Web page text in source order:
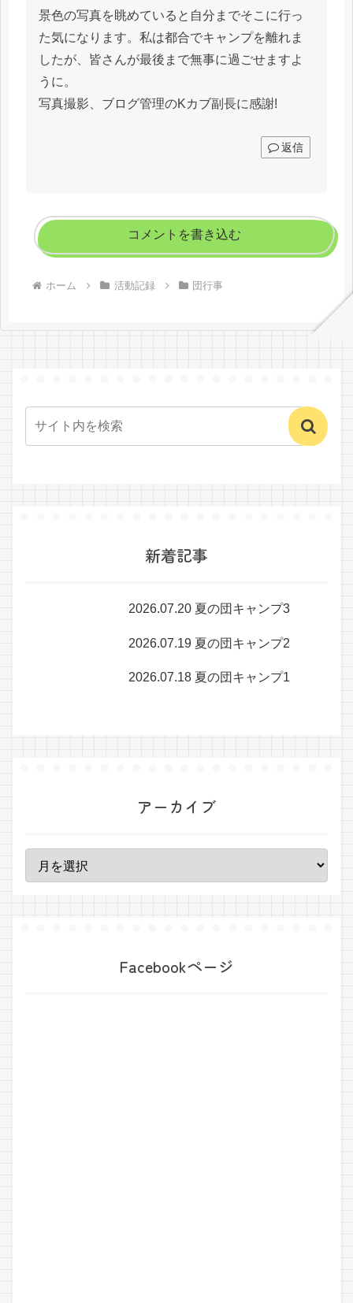
景色の写真を眺めていると自分までそこに行っ
た気になります。私は都合でキャンプを離れま
したが、皆さんが最後まで無事に過ごせますよ
うに。
写真撮影、ブログ管理のKカブ副長に感謝!
返信
コメントを書き込む
ホーム 活動記録 団行事
新着記事
2026.07.20 夏の団キャンプ3
2026.07.19 夏の団キャンプ2
2026.07.18 夏の団キャンプ1
アーカイブ
Facebookページ